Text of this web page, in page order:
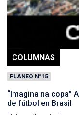
COLUMNAS
PLANEO N°15
“Imagina na copa”
de fútbol en Brasil